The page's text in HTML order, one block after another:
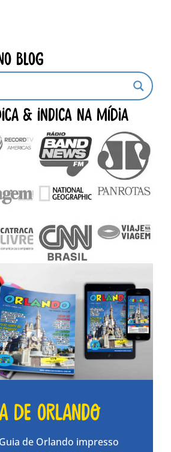
blog
& indica na Mídia
de Orlando
de Orlando impresso